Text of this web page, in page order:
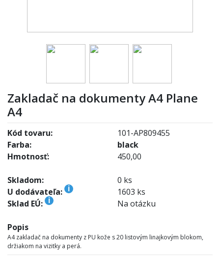
Zakladač na dokumenty A4 Plane
A4
Kód tovaru:
101-AP809455
Farba:
black
Hmotnosť:
450,00
Skladom:
0 ks
U dodávateľa:
i
1603 ks
Sklad EÚ:
i Na otázku
Popis
A4 zakladač na dokumenty z PU kože s 20 listovým linajkovým blokom,
držiakom na vizitky a perá.